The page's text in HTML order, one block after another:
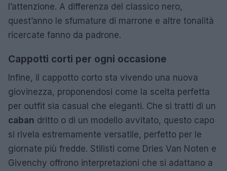
l’attenzione. A differenza del classico nero,
quest’anno le sfumature di marrone e altre tonalità
ricercate fanno da padrone.
Cappotti corti per ogni occasione
Infine, il cappotto corto sta vivendo una nuova
giovinezza, proponendosi come la scelta perfetta
per outfit sia casual che eleganti. Che si tratti di un
caban dritto o di un modello avvitato, questo capo
si rivela estremamente versatile, perfetto per le
giornate più fredde. Stilisti come Dries Van Noten e
Givenchy offrono interpretazioni che si adattano a